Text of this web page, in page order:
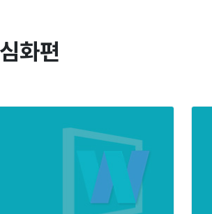
심화편